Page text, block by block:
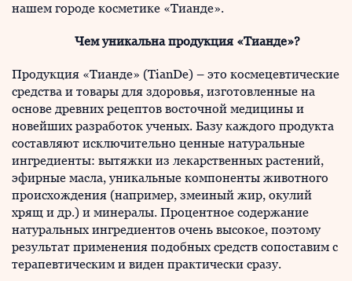
нашем городе косметике «Тианде».
Чем уникальна продукция «Тианде»?
Продукция «Тианде» (TianDe) – это космецевтические
средства и товары для здоровья, изготовленные на
основе древних рецептов восточной медицины и
новейших разработок ученых. Базу каждого продукта
составляют исключительно ценные натуральные
ингредиенты: вытяжки из лекарственных растений,
эфирные масла, уникальные компоненты животного
происхождения (например, змеиный жир, окулий
хрящ и др.) и минералы. Процентное содержание
натуральных ингредиентов очень высокое, поэтому
результат применения подобных средств сопоставим с
терапевтическим и виден практически сразу.